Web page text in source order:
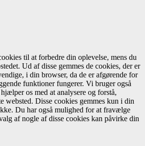
til at forbedre din oplevelse, mens du
Ud af disse gemmes de cookies, der er
i din browser, da de er afgørende for
funktioner fungerer. Vi bruger også
os med at analysere og forstå,
websted. Disse cookies gemmes kun i din
Du har også mulighed for at fravælge
af nogle af disse cookies kan påvirke din